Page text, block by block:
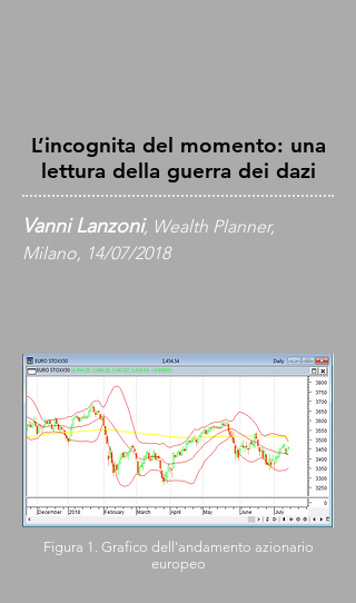
L’incognita del momento: una
lettura della guerra dei dazi
Vanni Lanzoni, Wealth Planner,
Milano, 14/07/2018
Figura 1. Grafico dell'andamento azionario
europeo